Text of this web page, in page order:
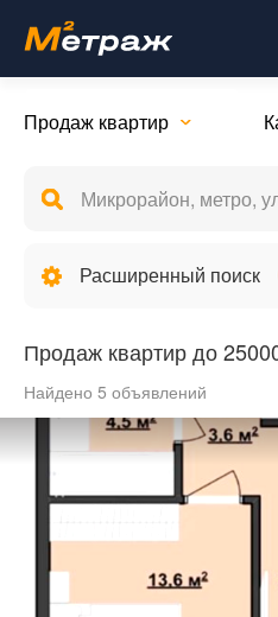
Продаж квартир
Расширенный поиск
Продаж квартир до
Найдено 5 объявлений